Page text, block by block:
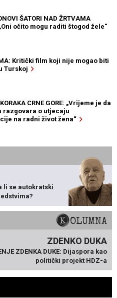
ŠATORI NAD ŽRTVAMA
„Oni očito mogu raditi štogod žele“
Kritički film koji nije mogao biti
Turskoj
CRNE GORE: „Vrijeme je da
razgovara o utjecaju
na radni život žena“
li se autokratski
KOLUMNA
ZDENKO DUKA
ZDENKA DUKE: Dijaspora kao
politički projekt HDZ-a